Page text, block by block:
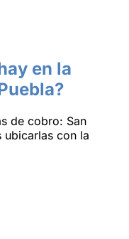
en la
de cobro: San
ubicarlas con la